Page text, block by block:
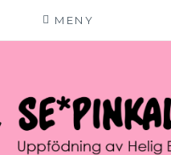
MENY
VÅR LILLA KATTERIA!